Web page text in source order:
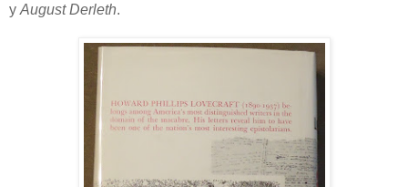
y August Derleth.